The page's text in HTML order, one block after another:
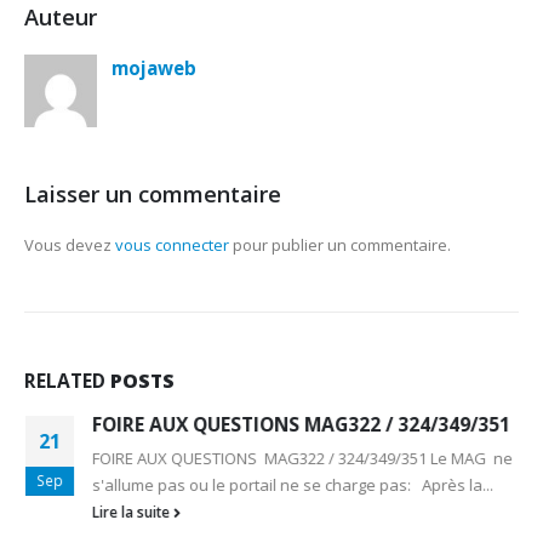
Auteur
mojaweb
Laisser un commentaire
Vous devez vous connecter pour publier un commentaire.
RELATED POSTS
21
Sep
FOIRE AUX QUESTIONS MAG322 / 324/349/351
FOIRE AUX QUESTIONS MAG322 / 324/349/351 Le MAG ne
s'allume pas ou le portail ne se charge pas: Après la...
Lire la suite